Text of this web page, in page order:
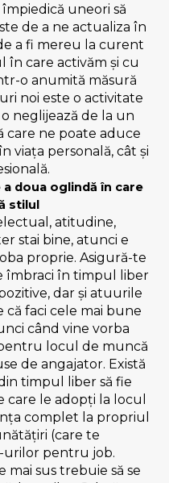
uneori să
de a ne actualiza în
a fi mereu la curent
care activăm și cu
o anumită măsură
noi este o activitate
neglijează de la un
care ne poate aduce
viața personală, cât și
doua oglindă în care
stilul
atitudine,
stai bine, atunci e
proprie. Asigură-te
îmbraci în timpul liber
dar și atuurile
că faci cele mai bune
când vine vorba
locul de muncă
de angajator. Există
timpul liber să fie
le adopți la locul
complet la propriul
(care te
urilor pentru job.
mai sus trebuie să se